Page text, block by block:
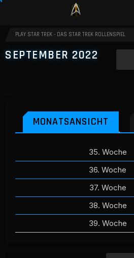
PLAY STAR TREK - DAS STAR TREK ROLLENSPIEL
SEPTEMBER 2022
MONATSANSICHT
35. Woche
36. Woche
37. Woche
38. Woche
39. Woche